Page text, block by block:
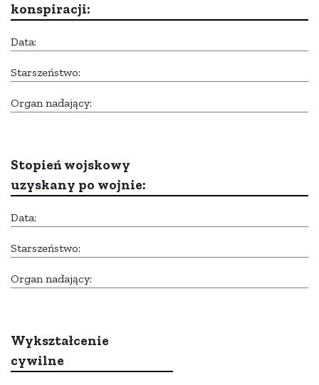
konspiracji:
Data:
Starszeństwo:
Organ nadający:
Stopień wojskowy
uzyskany po wojnie:
Data:
Starszeństwo:
Organ nadający:
Wykształcenie
cywilne